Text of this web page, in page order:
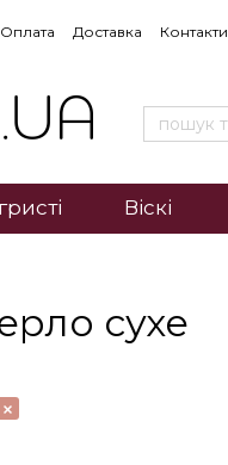
Оплата Доставка Контакти
Віскі
сухе